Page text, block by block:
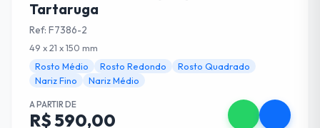
Tartaruga
Ref: F7386-2
49 x 21 x 150 mm
Rosto Médio
Rosto Redondo
Rosto Quadrado
Nariz Fino
Nariz Médio
A PARTIR DE
R$ 590,00